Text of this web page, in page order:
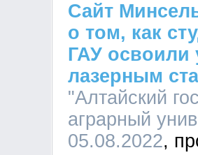
Сайт
о том, как
ГАУ освоили
лазерным
"Алтайский
аграрный
05.08.2022